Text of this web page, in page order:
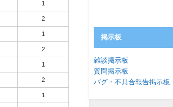
1
2
1
2
1
2
1
掲示板
雑談掲示板
質問掲示板
バグ・不具合報告掲示板